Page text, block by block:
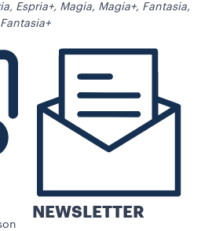
Espria+, Magia, Magia+, Fantasia,
Fantasia+
NEWSLETTER